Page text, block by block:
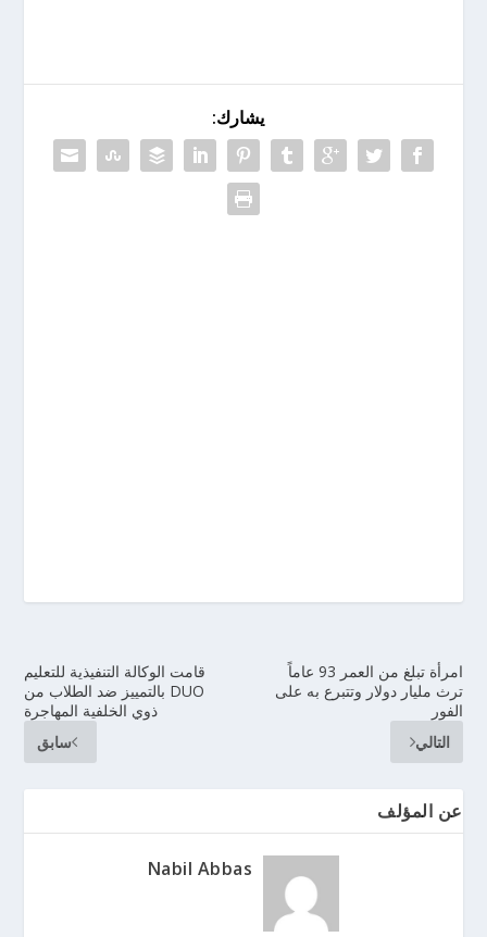
يشارك:
قامت الوكالة التنفيذية للتعليم
DUO بالتمييز ضد الطلاب من
ذوي الخلفية المهاجرة
سابق
امرأة تبلغ من العمر 93 عاماً
ترث مليار دولار وتتبرع به على
الفور
التالي
عن المؤلف
Nabil Abbas